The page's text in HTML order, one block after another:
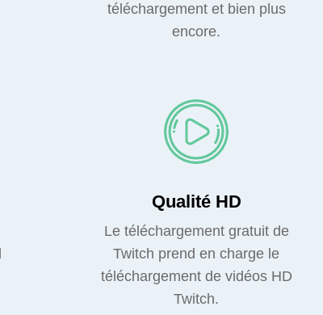
téléchargement et bien plus
encore.
Qualité HD
Le téléchargement gratuit de
Twitch prend en charge le
téléchargement de vidéos HD
Twitch.